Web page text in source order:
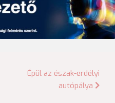
Épül az észak-erdélyi
autópálya